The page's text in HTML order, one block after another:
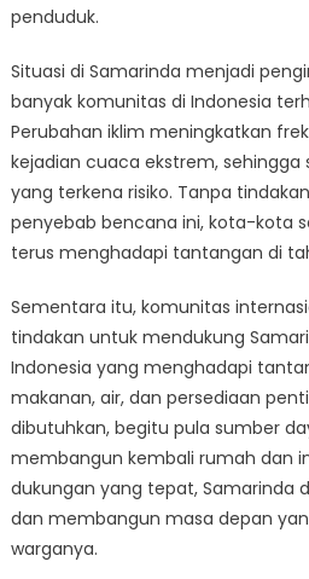
penduduk.
Situasi di Samarinda menjadi
banyak komunitas di Indonesia
Perubahan iklim meningkatkan
kejadian cuaca ekstrem, sehingga
yang terkena risiko. Tanpa
penyebab bencana ini, kota-kota
terus menghadapi tantangan di
Sementara itu, komunitas
tindakan untuk mendukung
Indonesia yang menghadapi
makanan, air, dan persediaan
dibutuhkan, begitu pula sumber
membangun kembali rumah dan
dukungan yang tepat, Samarinda
dan membangun masa depan
warganya.